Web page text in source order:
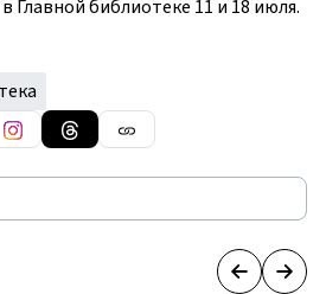
Главнойбиблиотеке 11 и 18 июля.